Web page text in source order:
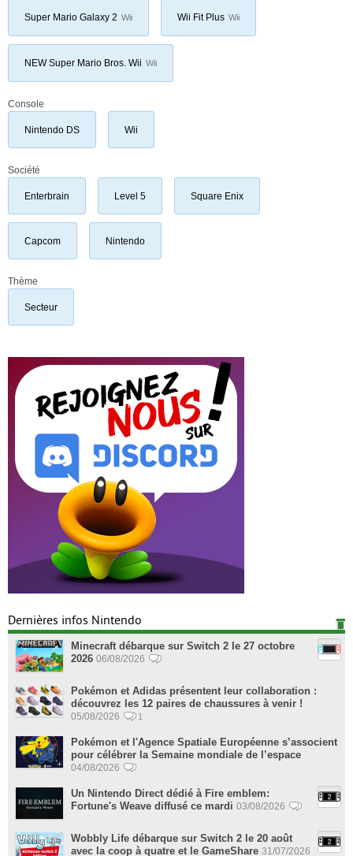
Super Mario Galaxy 2 Wii Wii Fit Plus Wii
NEW Super Mario Bros. Wii Wii
Console
Nintendo DS Wii
Société
Enterbrain Level 5 Square Enix
Capcom Nintendo
Thème
Secteur
Dernières infos Nintendo
Minecraft débarque sur Switch 2 le 27 octobre
2026 06/08/2026
Pokémon et Adidas présentent leur collaboration :
découvrez les 12 paires de chaussures à venir !
05/08/2026 1
Pokémon et l'Agence Spatiale Européenne s’associent
pour célébrer la Semaine mondiale de l’espace
04/08/2026
Un Nintendo Direct dédié à Fire emblem:
Fortune's Weave diffusé ce mardi 03/08/2026
Wobbly Life débarque sur Switch 2 le 20 août
avec la coop à quatre et le GameShare 31/07/2026